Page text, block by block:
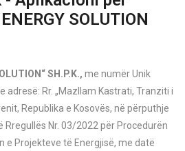
SOLUTION
SH.P.K., me numër Unik
adresë: Rr. „Mazllam Kastrati, Tranziti i
, Republika e Kosovës, në përputhje
Nr. 03/2022 për Procedurën
e Projekteve të Energjisë, me datë